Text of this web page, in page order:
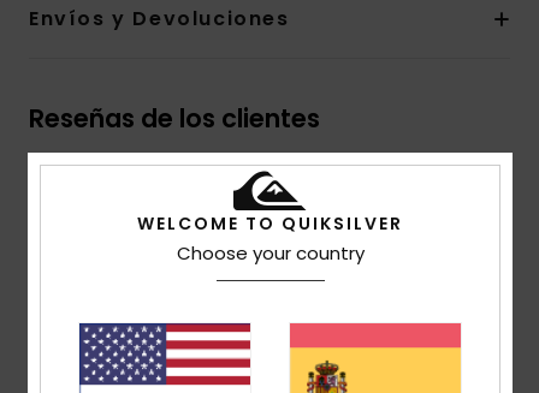
Envíos y Devoluciones
Reseñas de los clientes
Puntuación media
3.0
basado en1 reseñas verificadasdesde marzo 2026
El 0% de nuestros clientes recomiendan este
producto
WELCOME TO QUIKSILVER
Choose your country